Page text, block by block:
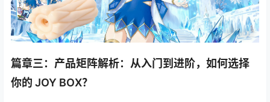
篇章三：产品矩阵解析：从入门到进阶，如何选择
你的 JOY BOX？